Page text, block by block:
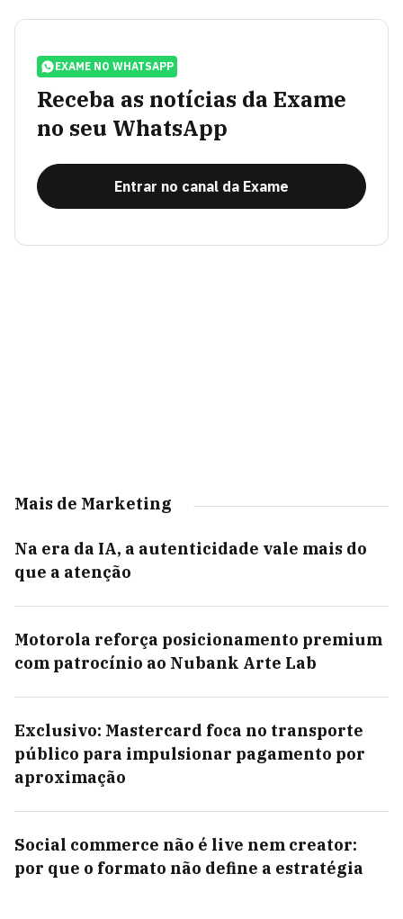
EXAME NO WHATSAPP
Receba as notícias da Exame
no seu WhatsApp
Entrar no canal da Exame
Mais de Marketing
Na era da IA, a autenticidade vale mais do
que a atenção
Motorola reforça posicionamento premium
com patrocínio ao Nubank Arte Lab
Exclusivo: Mastercard foca no transporte
público para impulsionar pagamento por
aproximação
Social commerce não é live nem creator:
por que o formato não define a estratégia